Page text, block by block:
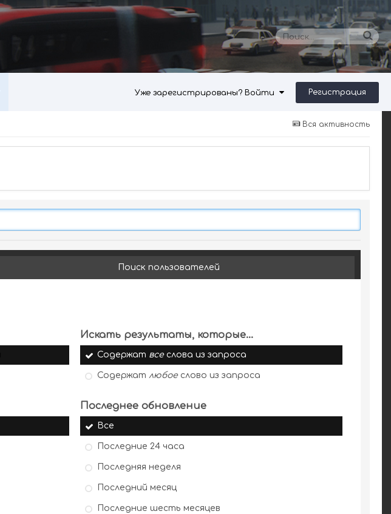
Уже зарегистрированы? Войти Регистрация
Вся активность
Поиск пользователей
Искать результаты, которые...
Содержат всеслова из запроса
Содержатлюбоеслово из запроса
Последнее обновление
Все
Последние 24 часа
Последняя неделя
Последний месяц
Последние шесть месяцев